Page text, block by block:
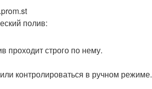
полив:
проходит строго по нему.
контролироваться в ручном режиме.